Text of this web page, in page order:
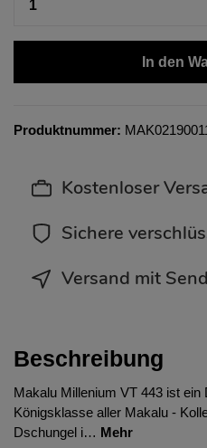
In den
Produktnummer:
Kostenloser
Sichere
Versand mit
Beschreibung
Makalu Millenium VT 443 ist ein
Königsklasse aller Makalu -
Dschungel i… Mehr